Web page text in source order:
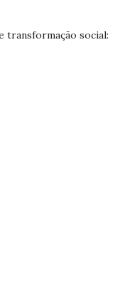
transformação social: